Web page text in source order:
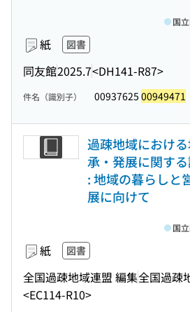
紙 図書
同友館2025.7<DH141-R87>
国
件名（識別子） 00937625 00949471
過疎地域におけ
承・発展に関す
: 地域の暮らしと
展に向けて
紙 図書
全国過疎地域連盟 編集全国過疎
<EC114-R10>
国